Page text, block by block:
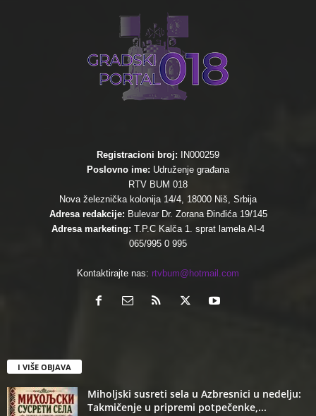
Registracioni broj:
IN000259
Poslovno ime: Udruženje građana
RTV BUM 018
Nova železnička kolonija 14/4, 18000 Niš, Srbija
Adresa redakcije: Bulevar Dr. Zorana Đinđića 19/145
Adresa marketing: T.P.C Kalča 1. sprat lamela AI-4
065/995 0 995
Kontaktirajte nas: rtvbum@hotmail.com
I VIŠE OBJAVA
Miholjski susreti sela u Azbresnici u nedelju:
Takmičenje u pripremi potpečenke,...